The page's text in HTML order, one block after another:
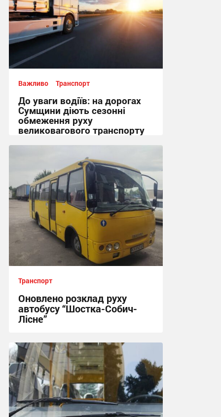
Важливо Транспорт
До уваги водіїв: на дорогах
Сумщини діють сезонні
обмеження руху
великовагового транспорту
Транспорт
Оновлено розклад руху
автобусу “Шостка-Собич-
Лісне”
11:03, 3.08.2026